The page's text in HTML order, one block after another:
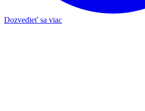
Dozvedieť sa viac